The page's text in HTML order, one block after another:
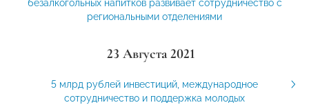
безалкогольных напитков развивает сотрудничество с
региональными отделениями
23 Августа 2021
5 млрд рублей инвестиций, международное
сотрудничество и поддержка молодых